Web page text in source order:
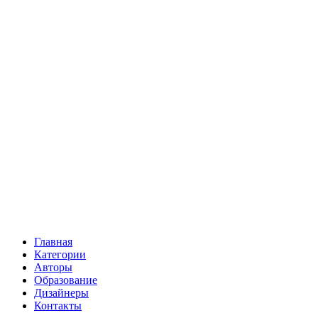
Главная
Категории
Авторы
Образование
Дизайнеры
Контакты